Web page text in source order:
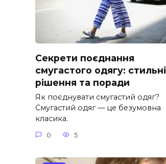
Секрети поєднання
смугастого одягу: стильні
рішення та поради
Як поєднувати смугастий одяг?
Смугастий одяг — це безумовна
класика.
0 5